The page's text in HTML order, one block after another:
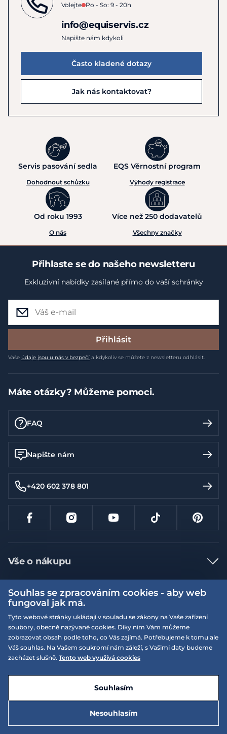
1 995 Kč
Volejte Po - So: 9 - 20h
info@equiservis.cz
Napište nám kdykoli
Často kladené dotazy
Jak nás kontaktovat?
Servis pasování sedla
Dohodnout schůzku
EQS Věrnostní program
Výhody registrace
Od roku 1993
O nás
Více než 250 dodavatelů
Všechny značky
Přihlaste se do našeho newsletteru
Exkluzivní nabídky zasílané přímo do vaší schránky
Přihlásit
Vaše údaje jsou u nás v bezpečí a kdykoliv se můžete z newsletteru odhlásit.
Máte otázky? Můžeme pomoci.
FAQ
Napište nám
+420 602 378 801
Vše o nákupu
Jak nakupovat
Nejčastější dotazy
Doprava a platba
Vrácení a výměna zboží
Reklamace
Více informací
Obchodní podmínky
Podmínky EQS věrnostního klubu
On-line katalogy
Dotace
Naše prodejny
EQS Rudná
EQS Praha 9 - Letňany
Nyní zavřeno ‧ otevřeno od 09:00, Pá
Souhlas se zpracováním cookies - aby web
fungoval jak má.
Tyto webové stránky ukládají v souladu se zákony na Vaše zařízení
soubory, obecně nazývané cookies. Díky nim Vám můžeme
zobrazovat obsah podle toho, co Vás zajímá. Potřebujeme k tomu ale
Váš souhlas. Na Vašem soukromí nám záleží, s Vašimi daty budeme
zacházet slušně. Tento web využívá cookies
Nesouhlasím
Souhlasím